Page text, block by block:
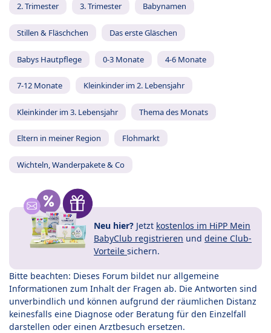
2. Trimester 3. Trimester Babynamen
Stillen & Fläschchen Das erste Gläschen
Babys Hautpflege 0-3 Monate 4-6 Monate
7-12 Monate Kleinkinder im 2. Lebensjahr
Kleinkinder im 3. Lebensjahr Thema des Monats
Eltern in meiner Region Flohmarkt
Wichteln, Wanderpakete & Co
Neu hier? Jetzt kostenlos im HiPP Mein
BabyClub registrieren und deine Club-
Vorteile sichern.
Bitte beachten: Dieses Forum bildet nur allgemeine
Informationen zum Inhalt der Fragen ab. Die Antworten sind
unverbindlich und können aufgrund der räumlichen Distanz
keinesfalls eine Diagnose oder Beratung für den Einzelfall
darstellen oder einen Arztbesuch ersetzen.